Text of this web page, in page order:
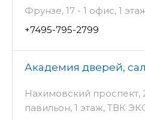
Фрунзе, 17 - 1 офис, 1
+7495-795-2799
Академия дверей,
Нахимовский проспект,
павильон, 1 этаж, ТВК